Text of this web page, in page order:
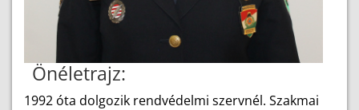
Önéletrajz:
1992 óta dolgozik rendvédelmi szervnél. Szakmai